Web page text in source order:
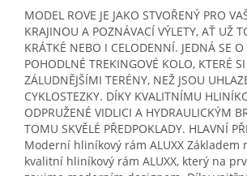
MODEL ROVE JE JAKO STVOŘENÝ PRO
KRAJINOU A POZNÁVACÍ VÝLETY, AŤ UŽ
KRÁTKÉ NEBO I CELODENNÍ. JEDNÁ SE O
POHODLNÉ TREKINGOVÉ KOLO, KTERÉ
ZÁLUDNĚJŠÍMI TERÉNY, NEŽ JSOU
CYKLOSTEZKY. DÍKY KVALITNÍMU
ODPRUŽENÉ VIDLICI A HYDRAULICKÝM
TOMU SKVĚLÉ PŘEDPOKLADY. HLAVNÍ
Moderní hliníkový rám ALUXX Základem
kvalitní hliníkový rám ALUXX, který na